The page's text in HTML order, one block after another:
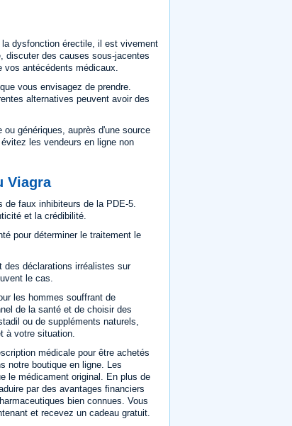
dysfonction érectile, il est vivement
discuter des causes sous-jacentes
antécédents médicaux.
vous envisagez de prendre.
alternatives peuvent avoir des
génériques, auprès d'une source
les vendeurs en ligne non
Viagra
faux inhibiteurs de la PDE-5.
et la crédibilité.
pour déterminer le traitement le
des déclarations irréalistes sur
le cas.
les hommes souffrant de
de la santé et de choisir des
ou de suppléments naturels,
à votre situation.
médicale pour être achetés
notre boutique en ligne. Les
le médicament original. En plus de
par des avantages financiers
bien connues. Vous
et recevez un cadeau gratuit.